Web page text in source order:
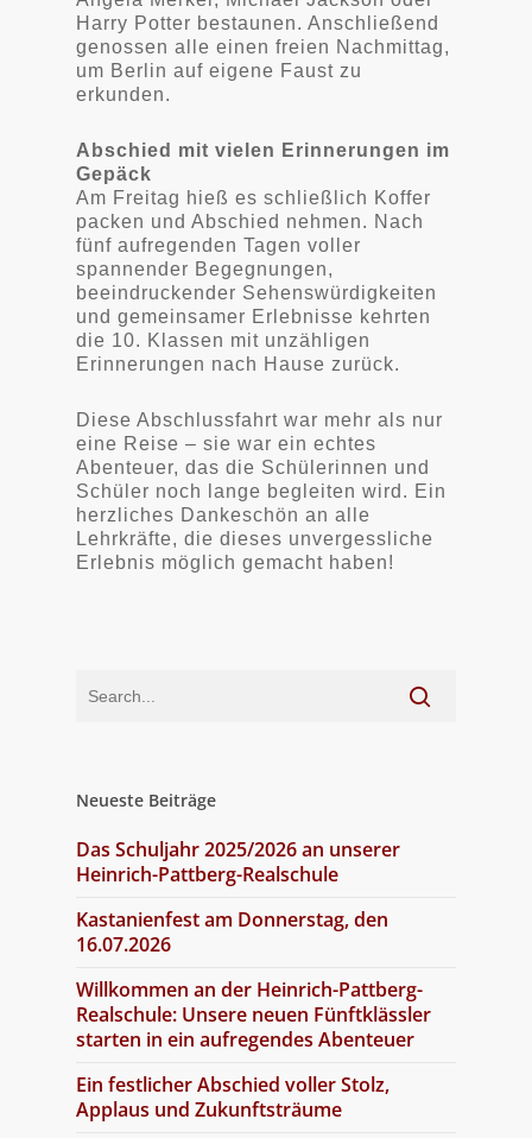
Harry Potter bestaunen. Anschließend
genossen alle einen freien Nachmittag,
um Berlin auf eigene Faust zu
erkunden.
Abschied mit vielen Erinnerungen im
Gepäck
Am Freitag hieß es schließlich Koffer
packen und Abschied nehmen. Nach
fünf aufregenden Tagen voller
spannender Begegnungen,
beeindruckender Sehenswürdigkeiten
und gemeinsamer Erlebnisse kehrten
die 10. Klassen mit unzähligen
Erinnerungen nach Hause zurück.
Diese Abschlussfahrt war mehr als nur
eine Reise – sie war ein echtes
Abenteuer, das die Schülerinnen und
Schüler noch lange begleiten wird. Ein
herzliches Dankeschön an alle
Lehrkräfte, die dieses unvergessliche
Erlebnis möglich gemacht haben!
Neueste Beiträge
Das Schuljahr 2025/2026 an unserer
Heinrich-Pattberg-Realschule
Kastanienfest am Donnerstag, den
16.07.2026
Willkommen an der Heinrich-Pattberg-
Realschule: Unsere neuen Fünftklässler
starten in ein aufregendes Abenteuer
Ein festlicher Abschied voller Stolz,
Applaus und Zukunftsträume